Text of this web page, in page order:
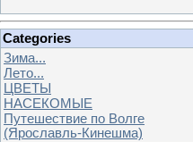
Categories
Зима...
Лето...
ЦВЕТЫ
НАСЕКОМЫЕ
Путешествие по Волге
(Ярославль-Кинешма)